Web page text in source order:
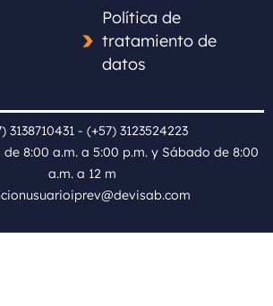
Política de
tratamiento de
datos
3138710431 - (+57) 3123524223
de 8:00 a.m. a 5:00 p.m. y Sábado de 8:00
a.m. a 12 m